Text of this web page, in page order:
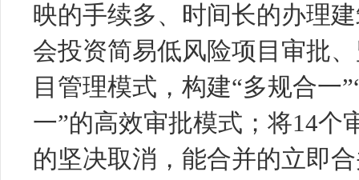
映的手续多、时间长的办理
会投资简易低风险项目审批
目管理模式，构建“多规合一
一”的高效审批模式；将14个
的坚决取消，能合并的立即